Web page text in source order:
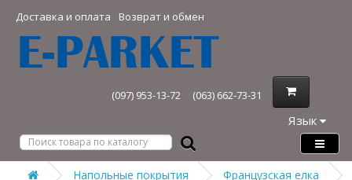
Доставка и оплата Возврат и обмен
(097) 953-13-72 (063) 662-73-31
Язык
Напольные покрытия
Французская елка